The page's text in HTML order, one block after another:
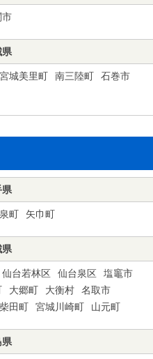
市
県
宮城美里町 南三陸町
石巻市
県
町 矢巾町
県
仙台若林区 仙台泉区
塩竈市
大郷町 大衡村
名取市
柴田町 宮城川崎町 山元町
県